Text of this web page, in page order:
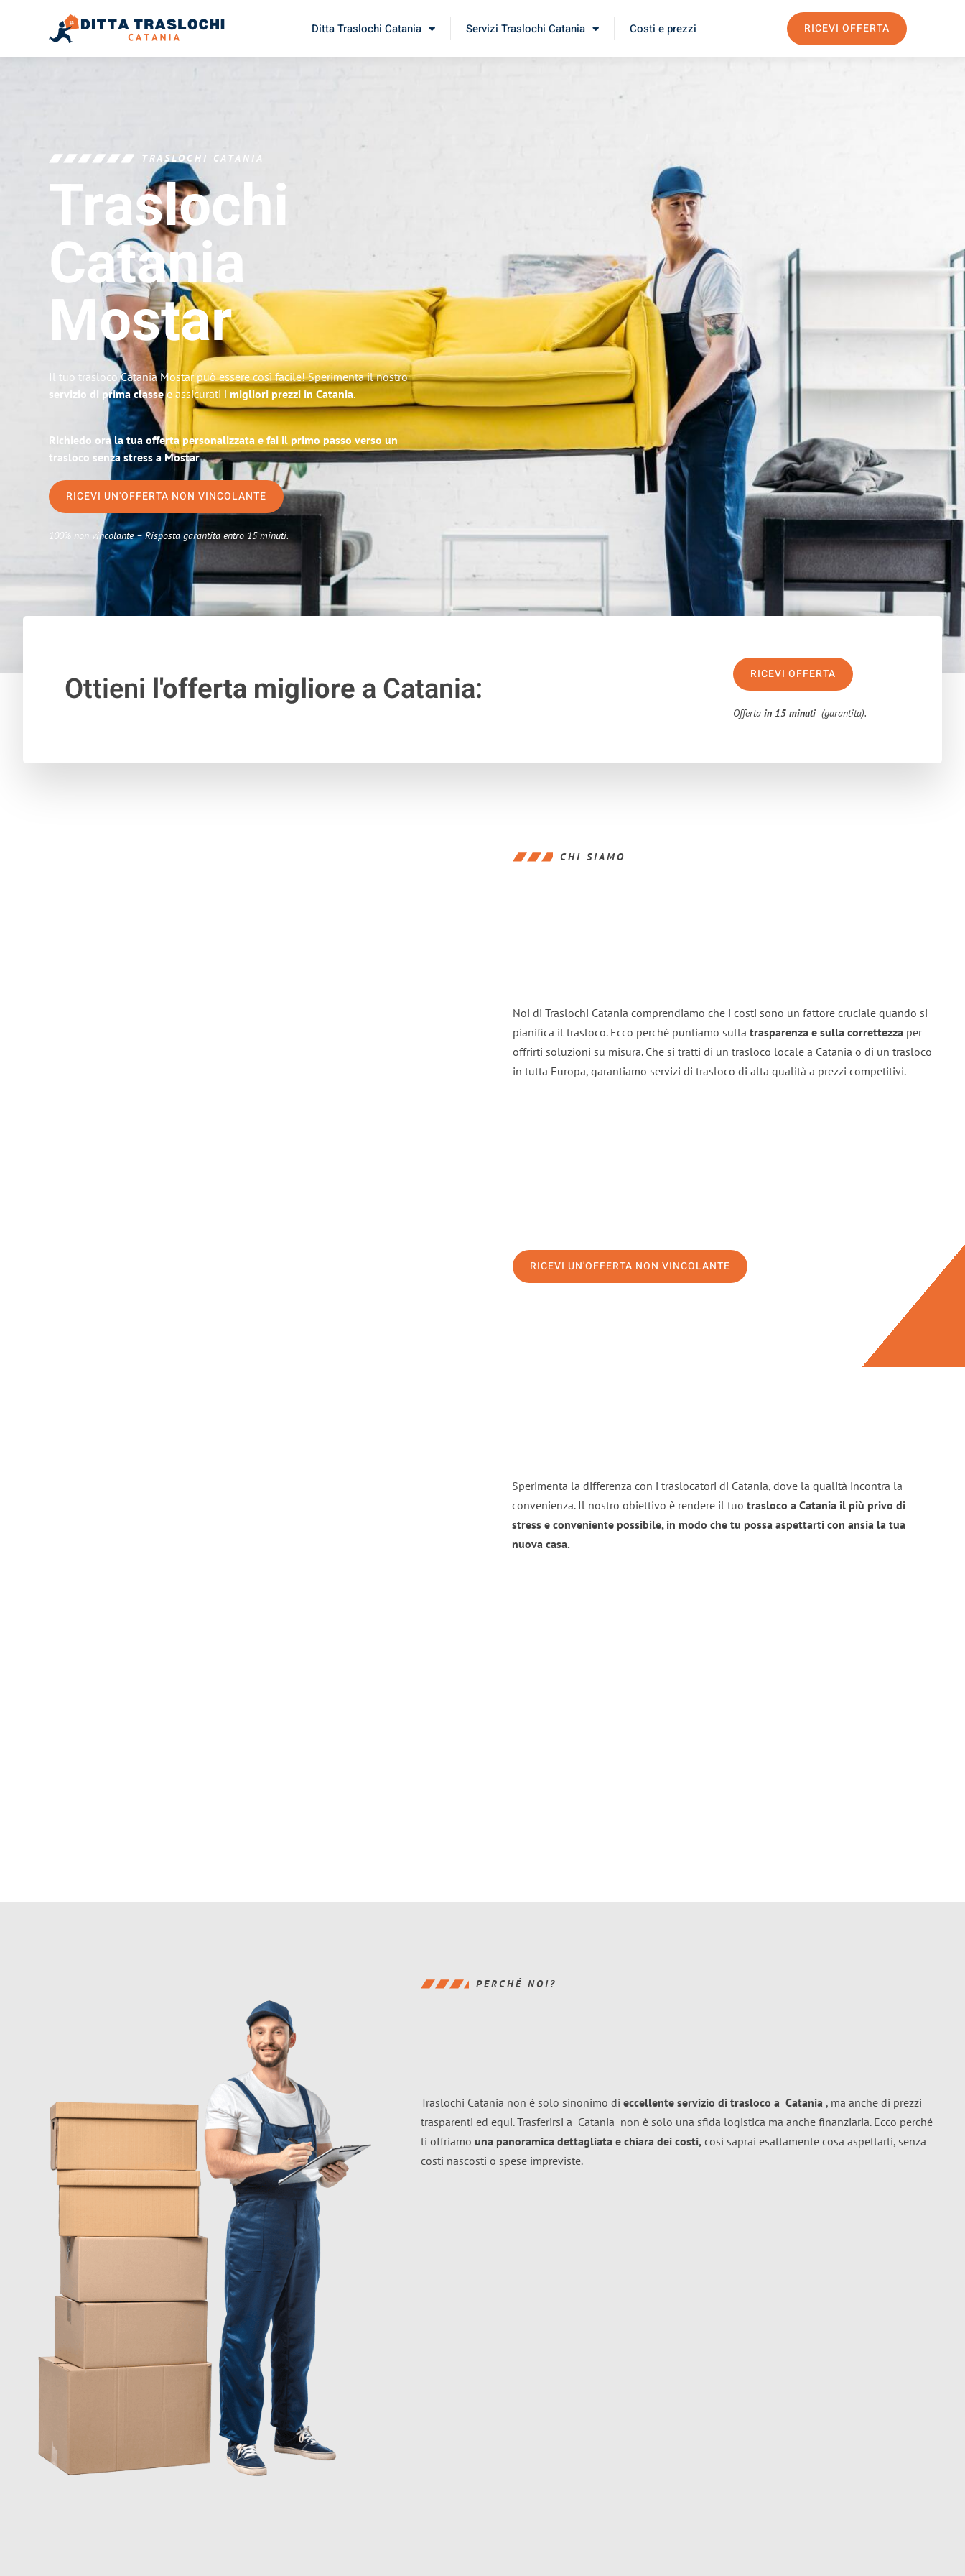
Ditta Traslochi Catania Servizi Traslochi Catania Costi e prezzi RICEVI OFFERTA
TRASLOCHI CATANIA
Traslochi
Catania
Mostar
Il tuo trasloco Catania Mostar può essere così facile! Sperimenta il nostro
servizio di prima classee assicurati i migliori prezzi in Catania.
Richiedo ora la tua offerta personalizzata e fai il primo passo verso un
trasloco senza stress a Mostar
RICEVI UN'OFFERTA NON VINCOLANTE
100% non vincolante – Risposta garantita entro 15 minuti.
Ottieni l'offerta migliorea Catania: RICEVI OFFERTA
Offertain 15 minuti (garantita).
CHI SIAMO
Noi di Traslochi Catania comprendiamo che i costi sono un fattore cruciale quando si
pianifica il trasloco. Ecco perché puntiamo sulla trasparenza e sulla correttezza per
offrirti soluzioni su misura. Che si tratti di un trasloco locale a Catania o di un trasloco
in tutta Europa, garantiamo servizi di trasloco di alta qualità a prezzi competitivi.
RICEVI UN'OFFERTA NON VINCOLANTE
Sperimenta la differenza con i traslocatori di Catania, dove la qualità incontra la
convenienza. Il nostro obiettivo è rendere il tuo trasloco a Catania il più privo di
stress e conveniente possibile, in modo che tu possa aspettarti con ansia la tua
nuova casa.
PERCHÉ NOI?
Traslochi Catania non è solo sinonimo di eccellente servizio di trasloco a Catania , ma anche di prezzi
trasparenti ed equi. Trasferirsi a Catania non è solo una sfida logistica ma anche finanziaria. Ecco perché
ti offriamo una panoramica dettagliata e chiara dei costi, così saprai esattamente cosa aspettarti, senza
costi nascosti o spese impreviste.